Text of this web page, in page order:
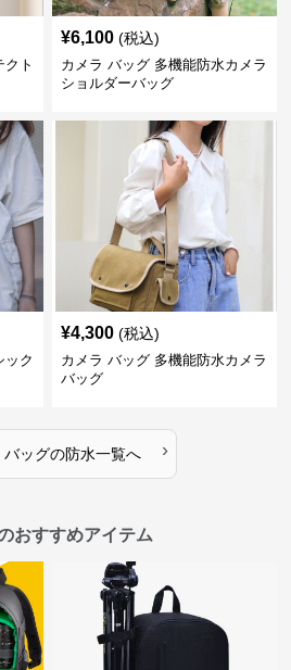
ト
¥6,100 (税込)
カメラ バッグ 多機能防水カメラ
ショルダーバッグ
ック
¥4,300 (税込)
カメラ バッグ 多機能防水カメラ
バッグ
バッグの防水一覧へ ›
おすすめアイテム